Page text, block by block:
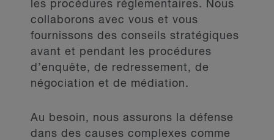
les procédures réglementaires. Nous
collaborons avec vous et vous
fournissons des conseils stratégiques
avant et pendant les procédures
d’enquête, de redressement, de
négociation et de médiation.
Au besoin, nous assurons la défense
dans des causes complexes comme